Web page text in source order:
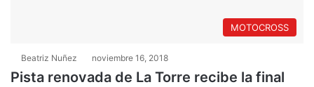
MOTOCROSS
Beatriz Nuñez noviembre 16, 2018
Pista renovada de La Torre recibe la final